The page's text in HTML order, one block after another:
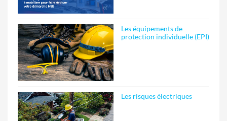
Les équipements de
protection individuelle (EPI)
Les risques électriques